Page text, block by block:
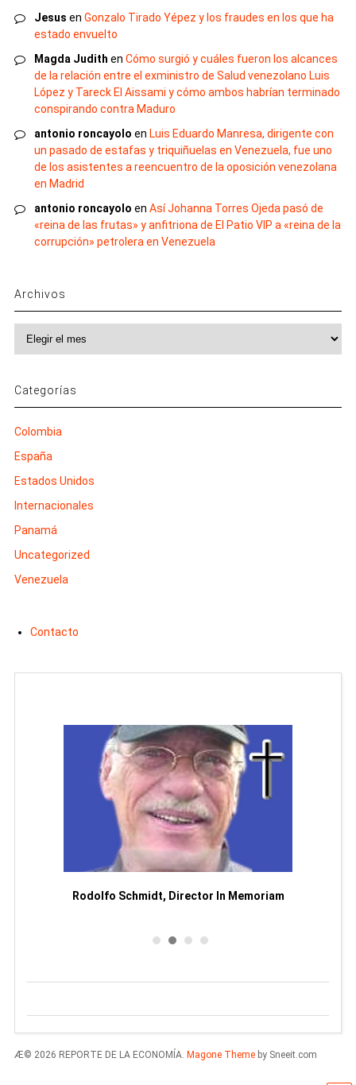
Jesus en Gonzalo Tirado Yépez y los fraudes en los que ha
estado envuelto
Magda Judith en Cómo surgió y cuáles fueron los alcances
de la relación entre el exministro de Salud venezolano Luis
López y Tareck El Aissami y cómo ambos habrían terminado
conspirando contra Maduro
antonio roncayolo en Luis Eduardo Manresa, dirigente con
un pasado de estafas y triquiñuelas en Venezuela, fue uno
de los asistentes a reencuentro de la oposición venezolana
en Madrid
antonio roncayolo en Así Johanna Torres Ojeda pasó de
«reina de las frutas» y anfitriona de El Patio VIP a «reina de la
corrupción» petrolera en Venezuela
Archivos
Categorías
Colombia
España
Estados Unidos
Internacionales
Panamá
Uncategorized
Venezuela
Contacto
Rodolfo Schmidt, Director In Memoriam
Æ© 2026 REPORTE DE LA ECONOMÍA. Magone Themeby Sneeit.com